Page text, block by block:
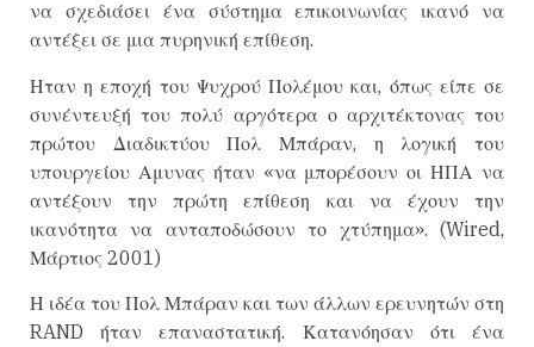
να σχεδιάσει ένα σύστημα επικοινωνίας ικανό να
αντέξει σε μια πυρηνική επίθεση.
Ηταν η εποχή του Ψυχρού Πολέμου και, όπως είπε σε
συνέντευξή του πολύ αργότερα ο αρχιτέκτονας του
πρώτου Διαδικτύου Πολ Μπάραν, η λογική του
υπουργείου Αμυνας ήταν «να μπορέσουν οι ΗΠΑ να
αντέξουν την πρώτη επίθεση και να έχουν την
ικανότητα να ανταποδώσουν το χτύπημα». (Wired,
Μάρτιος 2001)
Η ιδέα του Πολ Μπάραν και των άλλων ερευνητών στη
RAND ήταν επαναστατική. Κατανόησαν ότι ένα